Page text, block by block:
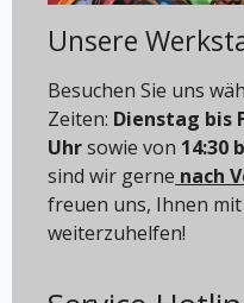
Unsere
Besuchen Sie uns
Zeiten: Dienstag bis
Uhrsowie von 14:30
sind wir gerne nach
freuen uns, Ihnen
weiterzuhelfen!